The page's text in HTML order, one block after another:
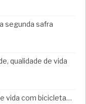
segunda safra
qualidade de vida
vida com bicicleta…